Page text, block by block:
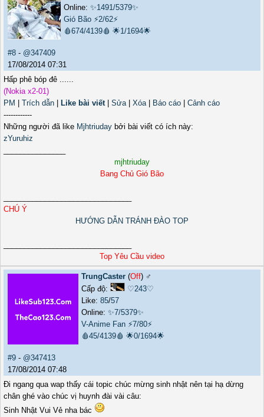
Online: ✨1491/5379✨
Gió Bão ⚡2/62⚡
🩸674/4139🩸 🌟1/1694🌟
#8 - @347409
17/08/2014 07:31
Hấp phê bóp đê ......
(Nokia x2-01)
PM
Trích dẫn Like bài viết| Sửa| Xóa| Báo cáo
Cảnh cáo
------------
Những người đã like Mjhtriuday bởi bài viết có ích này:
zYuruhiz
mjhtriuday
Bang Chủ Gió Bão
CHÚ Ý
HƯỚNG DẪN TRÁNH ĐÀO TOP
Top Yêu Cầu video
TrungCaster (Off) ♂️
Cấp độ:
♡243♡
Like: 85/57
Online: ✨7/5379✨
V-Anime Fan ⚡7/80⚡
🩸45/4139🩸 🌟0/1694🌟
#9 - @347413
17/08/2014 07:48
Đi ngang qua wap thấy cái topic chúc mừng sinh nhật nên tại hạ dừng
chân ghé vào chúc vị huynh đài vài câu:
Sinh Nhật Vui Vẻ nha bác